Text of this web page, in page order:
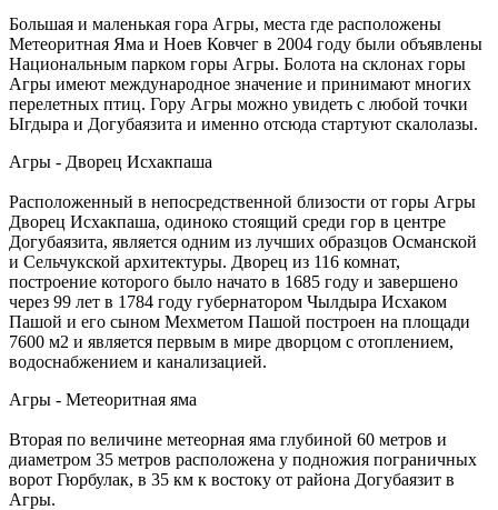
Большая и маленькая гора Агры, места где расположены
Метеоритная Яма и Ноев Ковчег в 2004 году были объявлены
Национальным парком горы Агры. Болота на склонах горы
Агры имеют международное значение и принимают многих
перелетных птиц. Гору Агры можно увидеть с любой точки
Ыгдыра и Догубаязита и именно отсюда стартуют скалолазы.
Агры - Дворец Исхакпаша
Расположенный в непосредственной близости от горы Агры
Дворец Исхакпаша, одиноко стоящий среди гор в центре
Догубаязита, является одним из лучших образцов Османской
и Сельчукской архитектуры. Дворец из 116 комнат,
построение которого было начато в 1685 году и завершено
через 99 лет в 1784 году губернатором Чылдыра Исхаком
Пашой и его сыном Мехметом Пашой построен на площади
7600 м2 и является первым в мире дворцом с отоплением,
водоснабжением и канализацией.
Агры - Метеоритная яма
Вторая по величине метеорная яма глубиной 60 метров и
диаметром 35 метров расположена у подножия пограничных
ворот Гюрбулак, в 35 км к востоку от района Догубаязит в
Агры.